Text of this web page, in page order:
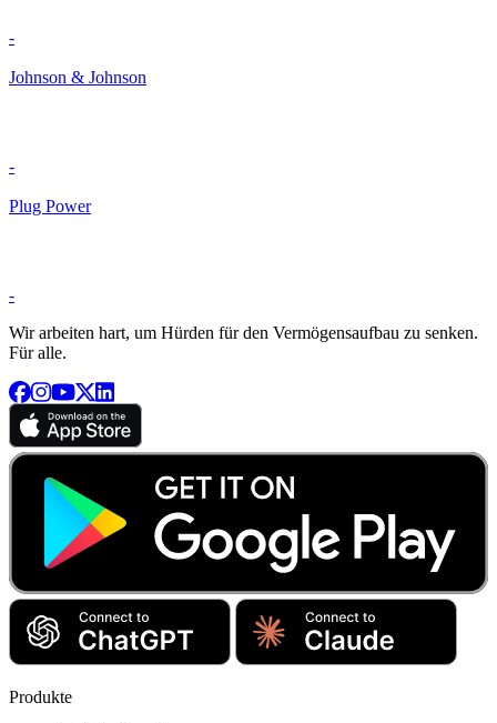
-
Johnson & Johnson
-
Plug Power
-
Wir arbeiten hart, um Hürden für den Vermögensaufbau zu senken.
Für alle.
Produkte